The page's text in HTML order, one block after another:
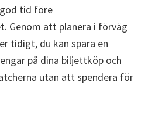
tid före
Genom att planera i förväg
tidigt, du kan spara en
på dina biljettköp och
utan att spendera för